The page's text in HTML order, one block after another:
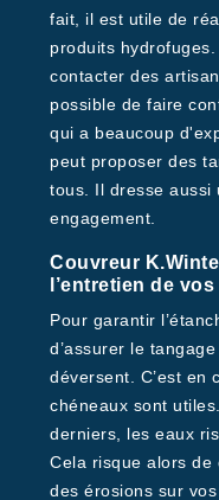
fait, il est utile de
produits
contacter des
possible de faire
qui a beaucoup
peut proposer des
tous. Il dresse aussi
engagement.
Couvreur
l’entretien de
Pour garantir
d’assurer le
déversent. C’est en
chéneaux sont
derniers, les eaux
Cela risque alors de
des érosions sur